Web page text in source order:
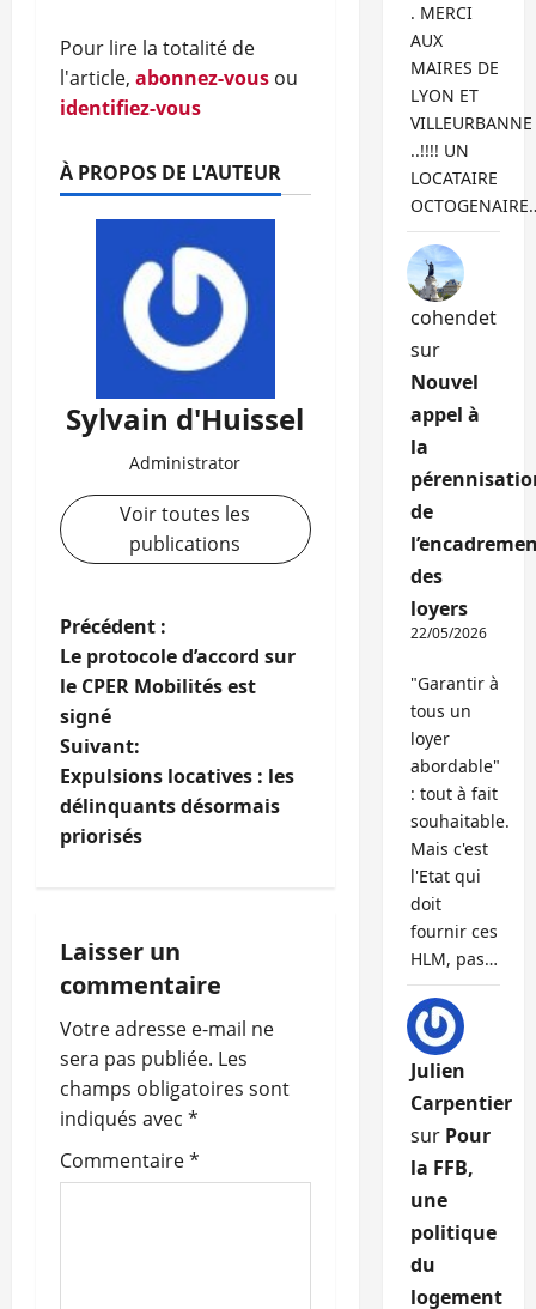
Pour lire la totalité de
l'article, abonnez-vous ou
identifiez-vous
À PROPOS DE L'AUTEUR
Sylvain d'Huissel
Administrator
Voir toutes les
publications
N
a
v
i
g
t
i
o
n
d
’
Précédent :
Le protocole d’accord sur
le CPER Mobilités est
signé
Suivant:
Expulsions locatives : les
délinquants désormais
priorisés
Laisser un
commentaire
Votre adresse e-mail ne
sera pas publiée. Les
champs obligatoires sont
indiqués avec *
Commentaire*
. MERCI
AUX
MAIRES DE
LYON ET
VILLEURBANNE
..!!!! UN
LOCATAIRE
cohendet
sur
Nouvel
appel à
la
de
des
loyers
22/05/2026
"Garantir à
tous un
loyer
abordable"
: tout à fait
souhaitable.
Mais c'est
l'Etat qui
doit
fournir ces
HLM, pas…
Julien
Carpentier
sur Pour
la FFB,
une
politique
du
logement